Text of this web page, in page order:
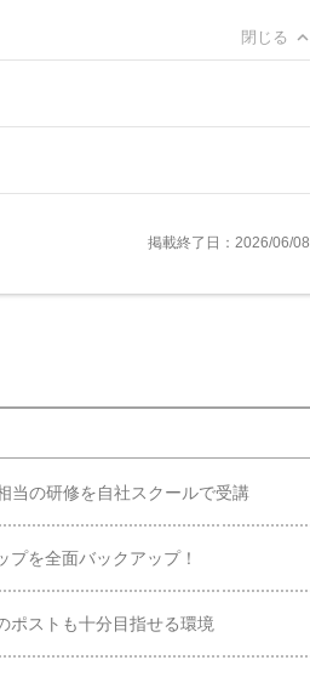
閉じる
掲載終了日：2026/06/08
当の研修を自社スクールで受講
を全面バックアップ！
ポストも十分目指せる環境